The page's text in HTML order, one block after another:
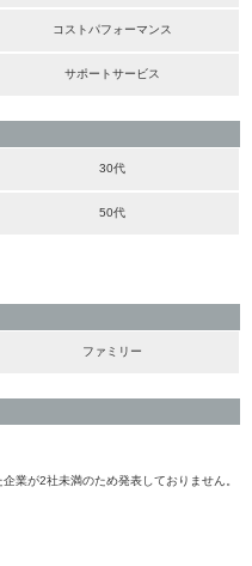
コストパフォーマンス
サポートサービス
30代
50代
ファミリー
業が2社未満のため発表しておりません。